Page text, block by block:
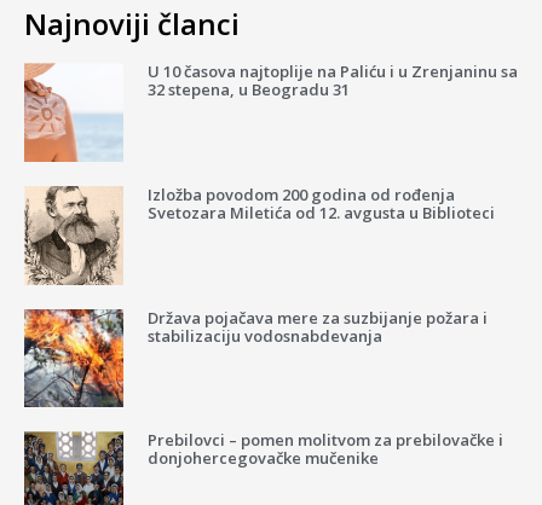
Najnoviji članci
U 10 časova najtoplije na Paliću i u Zrenjaninu sa
32 stepena, u Beogradu 31
Izložba povodom 200 godina od rođenja
Svetozara Miletića od 12. avgusta u Biblioteci
Država pojačava mere za suzbijanje požara i
stabilizaciju vodosnabdevanja
Prebilovci – pomen molitvom za prebilovačke i
donjohercegovačke mučenike